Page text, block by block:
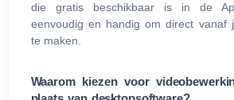
die gratis beschikbaar is in de
eenvoudig en handig om direct vanaf
te maken.
Waarom kiezen voor